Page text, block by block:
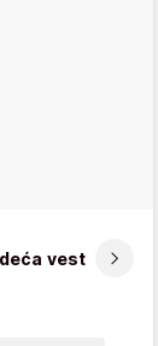
vest